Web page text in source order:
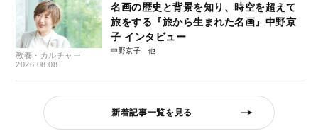
教養・カルチャー
2026.08.08
名画の歴史と背景を知り、時空を超えて
旅をする『旅から生まれた名画』中野京
子 インタビュー
中野京子
新着記事一覧を見る